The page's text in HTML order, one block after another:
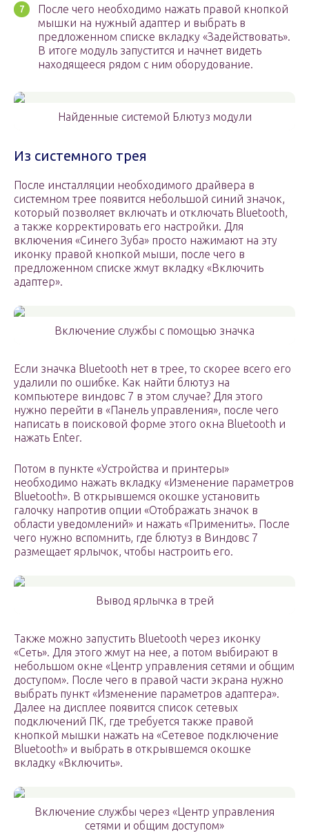
После чего необходимо нажать правой кнопкой
мышки на нужный адаптер и выбрать в
предложенном списке вкладку «Задействовать».
В итоге модуль запустится и начнет видеть
находящееся рядом с ним оборудование.
Найденные системой Блютуз модули
Из системного трея
После инсталляции необходимого драйвера в
системном трее появится небольшой синий значок,
который позволяет включать и отключать Bluetooth,
а также корректировать его настройки. Для
включения «Синего Зуба» просто нажимают на эту
иконку правой кнопкой мыши, после чего в
предложенном списке жмут вкладку «Включить
адаптер».
Включение службы с помощью значка
Если значка Bluetooth нет в трее, то скорее всего его
удалили по ошибке. Как найти блютуз на
компьютере виндовс 7 в этом случае? Для этого
нужно перейти в «Панель управления», после чего
написать в поисковой форме этого окна Bluetooth и
нажать Enter.
Потом в пункте «Устройства и принтеры»
необходимо нажать вкладку «Изменение параметров
Bluetooth». В открывшемся окошке установить
галочку напротив опции «Отображать значок в
области уведомлений» и нажать «Применить». После
чего нужно вспомнить, где блютуз в Виндовс 7
размещает ярлычок, чтобы настроить его.
Вывод ярлычка в трей
Также можно запустить Bluetooth через иконку
«Сеть». Для этого жмут на нее, а потом выбирают в
небольшом окне «Центр управления сетями и общим
доступом». После чего в правой части экрана нужно
выбрать пункт «Изменение параметров адаптера».
Далее на дисплее появится список сетевых
подключений ПК, где требуется также правой
кнопкой мышки нажать на «Сетевое подключение
Bluetooth» и выбрать в открывшемся окошке
вкладку «Включить».
Включение службы через «Центр управления
сетями и общим доступом»